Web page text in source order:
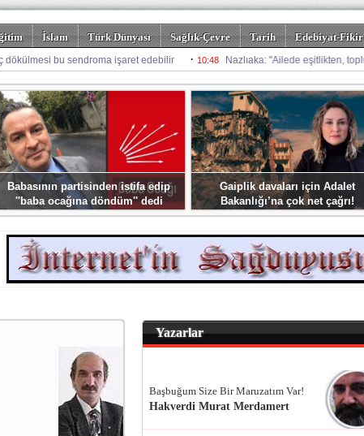
İslam Türk Dünyası Sağlık-Çevre Tarih
Edebiyat-Fikir
Babasının partisinden istifa edip
''baba ocağına döndüm'' dedi
Gaiplik davaları için Adalet
Bakanlığı’na çok net çağrı!
Yazarlar
Başbuğum Size Bir Maruzatım Var!
Hakverdi Murat Merdamert